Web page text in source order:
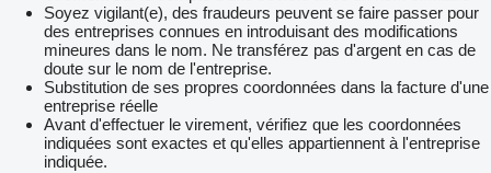
Soyez vigilant(e), des fraudeurs peuvent se faire passer pour
des entreprises connues en introduisant des modifications
mineures dans le nom. Ne transférez pas d'argent en cas de
doute sur le nom de l'entreprise.
Substitution de ses propres coordonnées dans la facture d'une
entreprise réelle
Avant d'effectuer le virement, vérifiez que les coordonnées
indiquées sont exactes et qu'elles appartiennent à l'entreprise
indiquée.